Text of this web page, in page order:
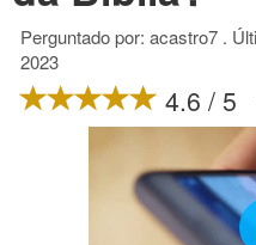
Perguntado por: acastro7 .
2023
4.6 / 5